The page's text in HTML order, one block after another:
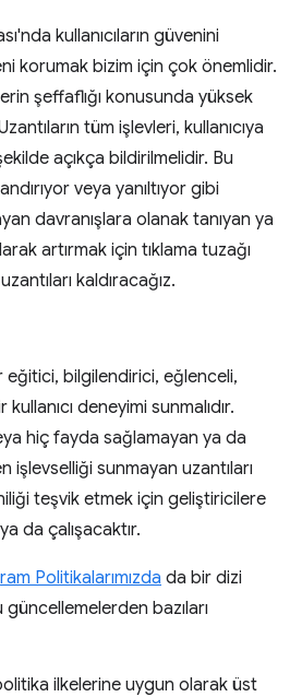
kullanıcıların güvenini
korumak bizim için çok önemlidir.
şeffaflığı konusunda yüksek
tüm işlevleri, kullanıcıya
açıkça bildirilmelidir. Bu
veya yanıltıyor gibi
davranışlara olanak tanıyan ya
artırmak için tıklama tuzağı
kaldıracağız.
eğitici, bilgilendirici, eğlenceli,
deneyimi sunmalıdır.
hiç fayda sağlamayan ya da
işlevselliği sunmayan uzantıları
teşvik etmek için geliştiricilere
da çalışacaktır.
Politikalarımızda da bir dizi
bazıları
politika ilkelerine uygun olarak üst